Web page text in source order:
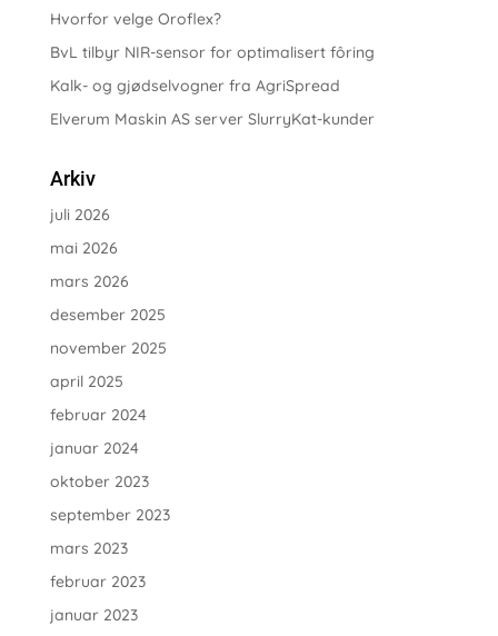
Hvorfor velge Oroflex?
BvL tilbyr NIR-sensor for optimalisert fôring
Kalk- og gjødselvogner fra AgriSpread
Elverum Maskin AS server SlurryKat-kunder
Arkiv
juli 2026
mai 2026
mars 2026
desember 2025
november 2025
april 2025
februar 2024
januar 2024
oktober 2023
september 2023
mars 2023
februar 2023
januar 2023